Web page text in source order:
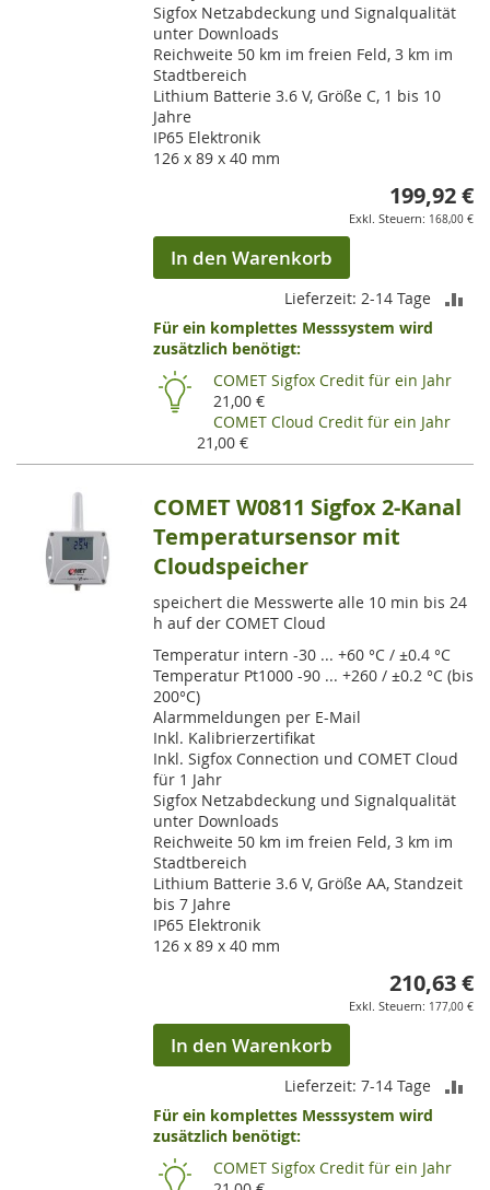
Sigfox Netzabdeckung und Signalqualität
unter Downloads
Reichweite 50 km im freien Feld, 3 km im
Stadtbereich
Lithium Batterie 3.6 V, Größe C, 1 bis 10
Jahre
IP65 Elektronik
126 x 89 x 40 mm
199,92 €
168,00 €
In den Warenkorb
Lieferzeit: 2-14 Tage
Für ein komplettes Messsystem wird
zusätzlich benötigt:
COMET Sigfox Credit für ein Jahr
21,00 €
COMET Cloud Credit für ein Jahr
21,00 €
COMET W0811 Sigfox 2-Kanal
Temperatursensor mit
Cloudspeicher
speichert die Messwerte alle 10 min bis 24
h auf der COMET Cloud
Temperatur intern -30 ... +60 °C / ±0.4 °C
Temperatur Pt1000 -90 ... +260 / ±0.2 °C (bis
200°C)
Alarmmeldungen per E-Mail
Inkl. Kalibrierzertifikat
Inkl. Sigfox Connection und COMET Cloud
für 1 Jahr
Sigfox Netzabdeckung und Signalqualität
unter Downloads
Reichweite 50 km im freien Feld, 3 km im
Stadtbereich
Lithium Batterie 3.6 V, Größe AA, Standzeit
bis 7 Jahre
IP65 Elektronik
126 x 89 x 40 mm
210,63 €
177,00 €
In den Warenkorb
Lieferzeit: 7-14 Tage
Für ein komplettes Messsystem wird
zusätzlich benötigt:
COMET Sigfox Credit für ein Jahr